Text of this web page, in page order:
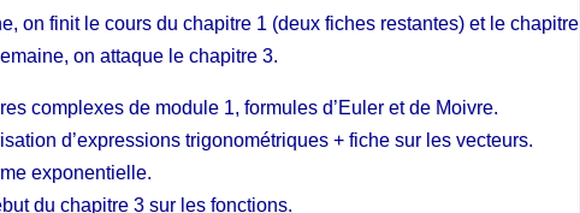
on finit le cours du chapitre 1 (deux fiches restantes) et le chapitre
on attaque le chapitre 3.
complexes de module 1, formules d’Euler et de Moivre.
d’expressions trigonométriques + fiche sur les vecteurs.
exponentielle.
du chapitre 3 sur les fonctions.